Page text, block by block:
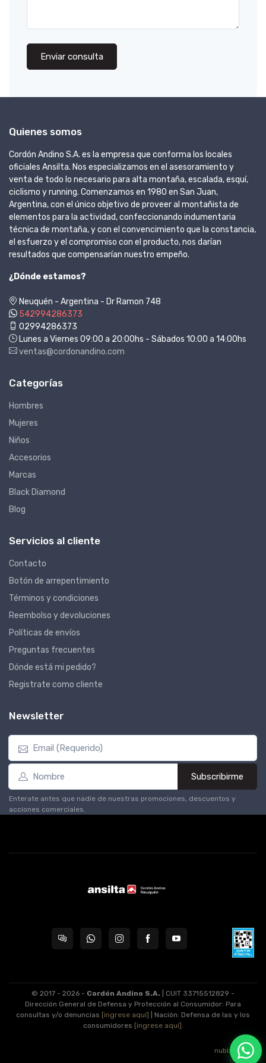
Enviar consulta
Quienes somos
Cordón Andino S.A. es la empresa que conforma los locales
oficiales Ansilta. Nos especializamos en el asesoramiento y
venta de todo lo necesario para alta montaña, escalada, esquí,
ciclismo y running. Comenzamos en 1980 en San Juan,
Argentina, con el único objetivo de proveer al montañista de
elementos para la actividad, confeccionando indumentaria
técnica de montaña, y con el convencimiento que la constancia,
el esfuerzo y el compromiso con el producto, nos darían
resultados que compensarían nuestro empeño.
¿Dónde estamos?
Neuquén - Argentina - Dr Ramon 748
542994286373
02994286373
Lunes a Viernes 09:00 a 20:00hs - Sábados 10:00 a 14:00hs
ventas@cordonandino.com
Categorías
Hombres
Mujeres
Niños
Accesorios
Marcas
Black Diamond
Blog
Servicios al cliente
Contacto
Botón de arrepentimiento
Términos y condiciones
Reembolso y devoluciones
Políticas de envíos
Preguntas frecuentes
Dónde está mi pedido?
Registrate como cliente
Newsletter
Subscribirme
Enterate antes que nadie de nuestras promociones, descuentos y
acciones comerciales.
© 2017 - 2026 - Cordón Andino S.A. | CUIT 33715512829 -
Dirección General de Defensa y Protección al Consumidor: Para
consultas y/o denuncias [ingrese aquí] | Nación: Defensa de las y los
consumidores [ingrese aquí]
nubixstore®
v13.08.1